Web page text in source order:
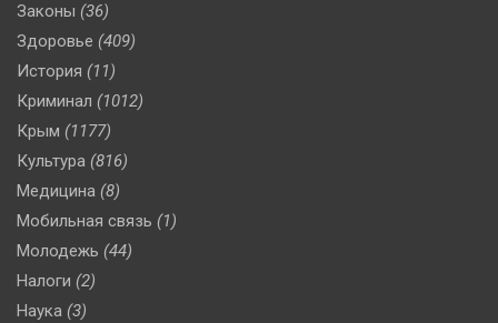
Законы (36)
Здоровье (409)
История (11)
Криминал (1012)
Крым (1177)
Культура (816)
Медицина (8)
Мобильная связь (1)
Молодежь (44)
Налоги (2)
Наука (3)